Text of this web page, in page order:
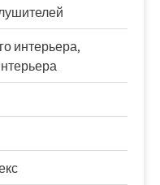
интерьера,